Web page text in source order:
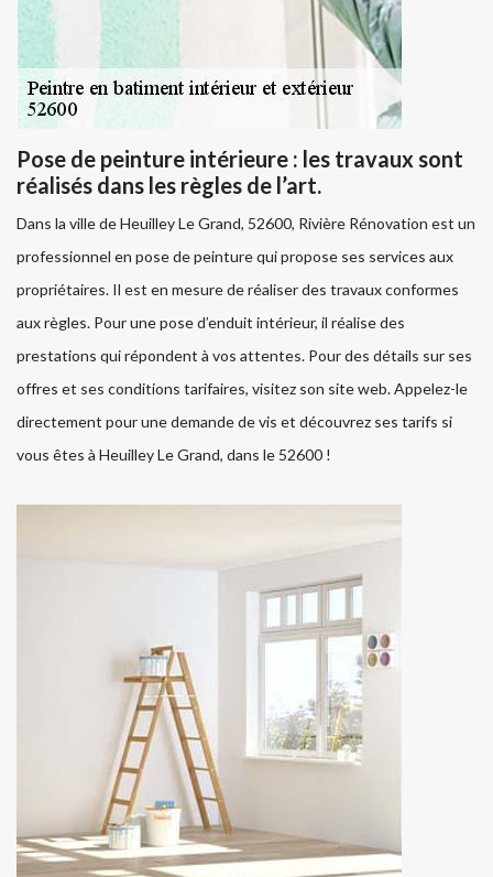
Pose de peinture intérieure : les travaux sont
réalisés dans les règles de l’art.
Dans la ville de Heuilley Le Grand, 52600, Rivière Rénovation est un
professionnel en pose de peinture qui propose ses services aux
propriétaires. Il est en mesure de réaliser des travaux conformes
aux règles. Pour une pose d’enduit intérieur, il réalise des
prestations qui répondent à vos attentes. Pour des détails sur ses
offres et ses conditions tarifaires, visitez son site web. Appelez-le
directement pour une demande de vis et découvrez ses tarifs si
vous êtes à Heuilley Le Grand, dans le 52600 !